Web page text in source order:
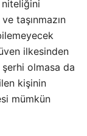
niteliğini
taşınmazın
ilkesinden
şerhi olmasa da
kişinin
mümkün